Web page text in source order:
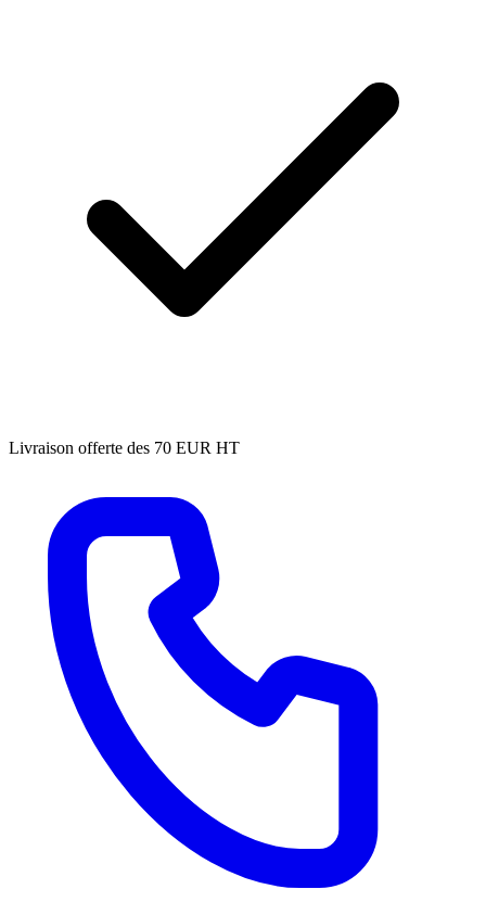
Livraison offerte des 70 EUR HT